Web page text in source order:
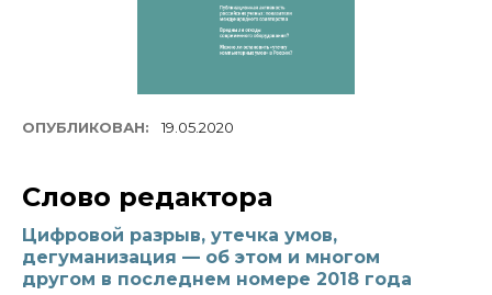
ОПУБЛИКОВАН: 19.05.2020
Слово редактора
Цифровой разрыв, утечка умов,
дегуманизация — об этом и многом
другом в последнем номере 2018 года